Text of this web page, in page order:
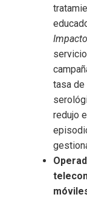
tasa
redujo